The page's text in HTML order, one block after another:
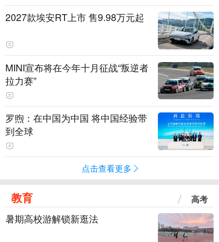
2027款埃安RT上市 售9.98万元起
MINI宣布将在今年十月征战“叛逆者
拉力赛”
罗煦：在中国为中国 将中国经验带
到全球
点击查看更多
教育 高考
暑期高校游解锁新逛法